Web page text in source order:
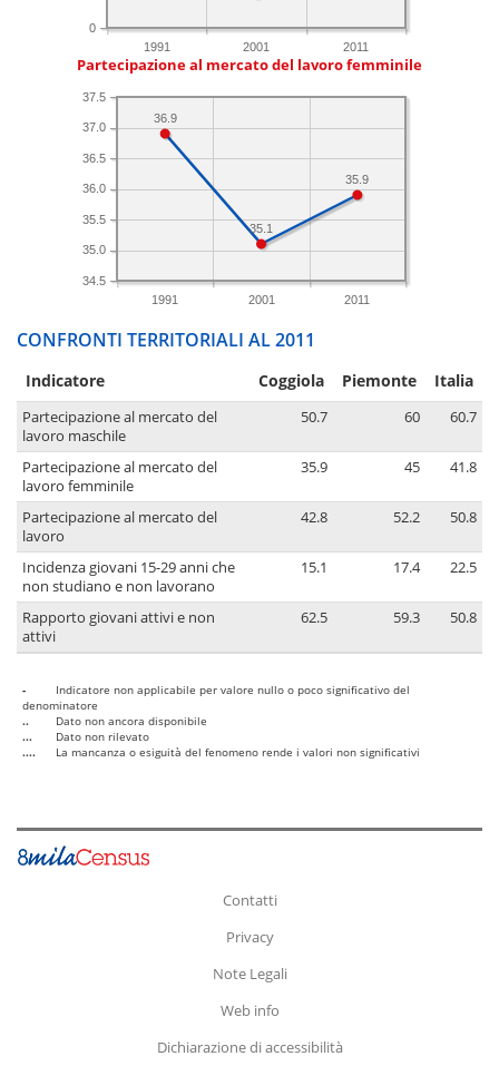
1991 2001 2011
0
Partecipazione al mercato del lavoro femminile
1991 2001 2011
34.5
35.0
35.5
36.0
36.5
37.0
37.5
35.9
35.1
36.9
CONFRONTI TERRITORIALI AL 2011
Indicatore Coggiola Piemonte Italia
Partecipazione al mercato del
lavoro maschile
50.7 60 60.7
Partecipazione al mercato del
lavoro femminile
35.9 45 41.8
Partecipazione al mercato del
lavoro
42.8 52.2 50.8
Incidenza giovani 15-29 anni che
non studiano e non lavorano
15.1 17.4 22.5
Rapporto giovani attivi e non
attivi
62.5 59.3 50.8
-
Indicatore non applicabile per valore nullo o poco significativo del
denominatore
..
Dato non ancora disponibile
...
Dato non rilevato
....
La mancanza o esiguità del fenomeno rende i valori non significativi
Contatti
Privacy
Note Legali
Web info
Dichiarazione di accessibilità